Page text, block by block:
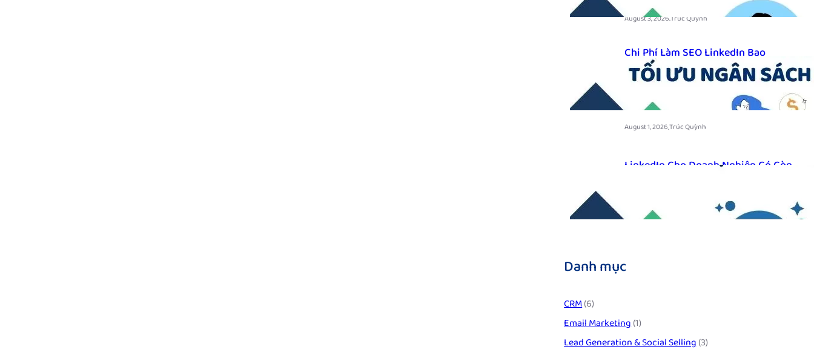
August 3, 2026.Trúc Quỳnh
Chi Phí Làm SEO LinkedIn Bao
Nhiêu? Những Yếu Tố Ảnh Hưởng
Và Cách Tối Ưu Ngân Sách Năm
August 1, 2026.Trúc Quỳnh
LinkedIn Cho Doanh Nghiệp Có Còn
July 30, 2026
Danh mục
CRM(6)
Email Marketing(1)
Lead Generation & Social Selling(3)